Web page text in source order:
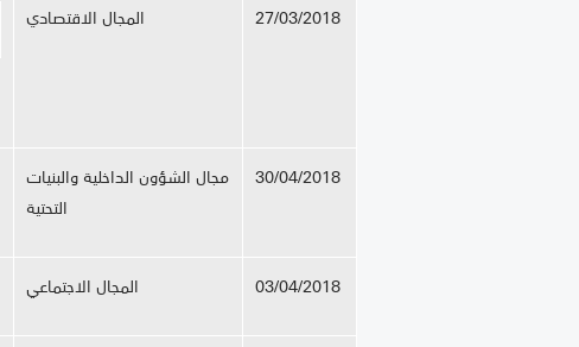
المجال الاقتصادي 27/03/2018
مجال الشؤون الداخلية والبنيات
التحتية
30/04/2018
المجال الاجتماعي 03/04/2018